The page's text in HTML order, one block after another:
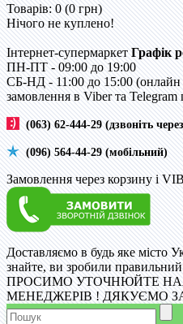
Товарів: 0 (0 грн)
Нічого не куплено!
Інтернет-супермаркет Графік
ПН-ПТ - 09:00 до 19:00
CБ-НД - 11:00 до 15:00
замовлення в Viber та Telegram
(063) 62-444-29 (дзвоніть
(096) 564-44-29 (мобільний)
Замовлення через корзину і
Доставляємо в будь яке місто
знайте, ви зробили
ПРОСИМО УТОЧНЮЙТЕ
МЕНЕДЖЕРІВ ! ДЯКУЄМО